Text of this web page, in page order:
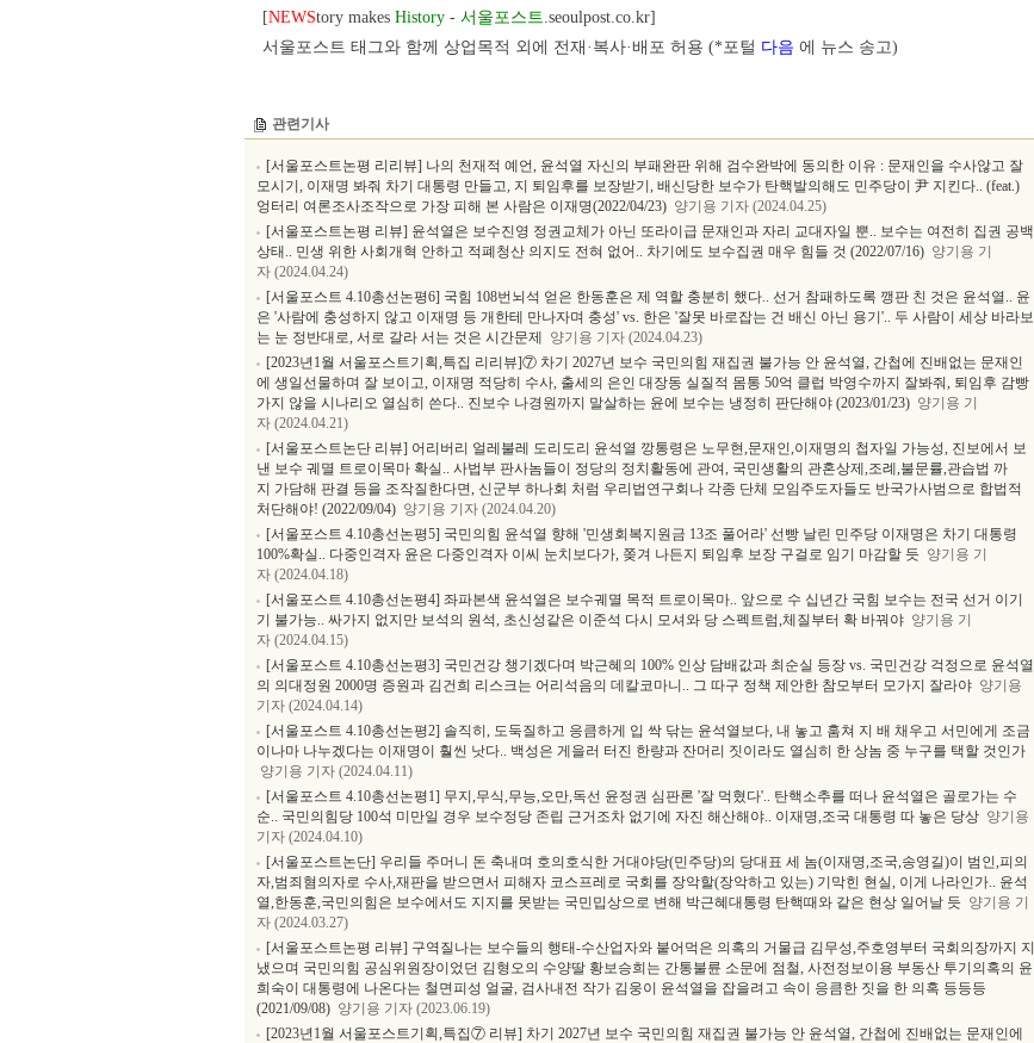
[NEWStory makes History- 서울포스트.seoulpost.co.kr]
서울포스트 태그와 함께 상업목적 외에 전재·복사·배포 허용 (*포털 다음 에 뉴스 송고)
관련기사
[서울포스트논평 리리뷰] 나의 천재적 예언, 윤석열 자신의 부패완판 위해 검수완박에 동의한 이유 : 문재인을 수사않고 잘
모시기, 이재명 봐줘 차기 대통령 만들고, 지 퇴임후를 보장받기, 배신당한 보수가 탄핵발의해도 민주당이 尹 지킨다.. (feat.)
엉터리 여론조사조작으로 가장 피해 본 사람은 이재명(2022/04/23) 양기용 기자 (2024.04.25)
[서울포스트논평 리뷰] 윤석열은 보수진영 정권교체가 아닌 또라이급 문재인과 자리 교대자일 뿐.. 보수는 여전히 집권 공백
상태.. 민생 위한 사회개혁 안하고 적폐청산 의지도 전혀 없어.. 차기에도 보수집권 매우 힘들 것 (2022/07/16) 양기용 기
자 (2024.04.24)
[서울포스트 4.10총선논평6] 국힘 108번뇌석 얻은 한동훈은 제 역할 충분히 했다.. 선거 참패하도록 깽판 친 것은 윤석열.. 윤
은 '사람에 충성하지 않고 이재명 등 개한테 만나자며 충성' vs. 한은 '잘못 바로잡는 건 배신 아닌 용기'.. 두 사람이 세상 바라보
는 눈 정반대로, 서로 갈라 서는 것은 시간문제
양기용 기자 (2024.04.23)
[2023년1월 서울포스트기획,특집 리리뷰]⑦ 차기 2027년 보수 국민의힘 재집권 불가능 안 윤석열, 간첩에 진배없는 문재인
에 생일선물하며 잘 보이고, 이재명 적당히 수사, 출세의 은인 대장동 실질적 몸통 50억 클럽 박영수까지 잘봐줘, 퇴임후 감빵
가지 않을 시나리오 열심히 쓴다.. 진보수 나경원까지 말살하는 윤에 보수는 냉정히 판단해야 (2023/01/23) 양기용 기
자 (2024.04.21)
[서울포스트논단 리뷰] 어리버리 얼레불레 도리도리 윤석열 깡통령은 노무현,문재인,이재명의 첩자일 가능성, 진보에서 보
낸 보수 궤멸 트로이목마 확실.. 사법부 판사놈들이 정당의 정치활동에 관여, 국민생활의 관혼상제,조례,불문률,관습법 까
지 가담해 판결 등을 조작질한다면, 신군부 하나회 처럼 우리법연구회나 각종 단체 모임주도자들도 반국가사범으로 합법적
처단해야! (2022/09/04) 양기용 기자 (2024.04.20)
[서울포스트 4.10총선논평5] 국민의힘 윤석열 향해 '민생회복지원금 13조 풀어라' 선빵 날린 민주당 이재명은 차기 대통령
100%확실.. 다중인격자 윤은 다중인격자 이씨 눈치보다가, 쫒겨 나든지 퇴임후 보장 구걸로 임기 마감할 듯 양기용 기
자 (2024.04.18)
[서울포스트 4.10총선논평4] 좌파본색 윤석열은 보수궤멸 목적 트로이목마.. 앞으로 수 십년간 국힘 보수는 전국 선거 이기
기 불가능.. 싸가지 없지만 보석의 원석, 초신성같은 이준석 다시 모셔와 당 스펙트럼,체질부터 확 바꿔야 양기용 기
자 (2024.04.15)
[서울포스트 4.10총선논평3] 국민건강 챙기겠다며 박근혜의 100% 인상 담배값과 최순실 등장 vs. 국민건강 걱정으로 윤석열
의 의대정원 2000명 증원과 김건희 리스크는 어리석음의 데칼코마니.. 그 따구 정책 제안한 참모부터 모가지 잘라야 양기용
기자 (2024.04.14)
[서울포스트 4.10총선논평2] 솔직히, 도둑질하고 응큼하게 입 싹 닦는 윤석열보다, 내 놓고 훔쳐 지 배 채우고 서민에게 조금
이나마 나누겠다는 이재명이 훨씬 낫다.. 백성은 게을러 터진 한량과 잔머리 짓이라도 열심히 한 상놈 중 누구를 택할 것인가
양기용 기자 (2024.04.11)
[서울포스트 4.10총선논평1] 무지,무식,무능,오만,독선 윤정권 심판론 '잘 먹혔다'.. 탄핵소추를 떠나 윤석열은 골로가는 수
순.. 국민의힘당 100석 미만일 경우 보수정당 존립 근거조차 없기에 자진 해산해야.. 이재명,조국 대통령 따 놓은 당상 양기용
기자 (2024.04.10)
[서울포스트논단] 우리들 주머니 돈 축내며 호의호식한 거대야당(민주당)의 당대표 세 놈(이재명,조국,송영길)이 범인,피의
자,범죄혐의자로 수사,재판을 받으면서 피해자 코스프레로 국회를 장악할(장악하고 있는) 기막힌 현실, 이게 나라인가.. 윤석
열,한동훈,국민의힘은 보수에서도 지지를 못받는 국민밉상으로 변해 박근혜대통령 탄핵때와 같은 현상 일어날 듯 양기용 기
자 (2024.03.27)
[서울포스트논평 리뷰] 구역질나는 보수들의 행태-수산업자와 붙어먹은 의혹의 거물급 김무성,주호영부터 국회의장까지 지
냈으며 국민의힘 공심위원장이었던 김형오의 수양딸 황보승희는 간통불륜 소문에 점철, 사전정보이용 부동산 투기의혹의 윤
희숙이 대통령에 나온다는 철면피성 얼굴, 검사내전 작가 김웅이 윤석열을 잡을려고 속이 응큼한 짓을 한 의혹 등등등
(2021/09/08) 양기용 기자 (2023.06.19)
[2023년1월 서울포스트기획,특집⑦ 리뷰] 차기 2027년 보수 국민의힘 재집권 불가능 안 윤석열, 간첩에 진배없는 문재인에